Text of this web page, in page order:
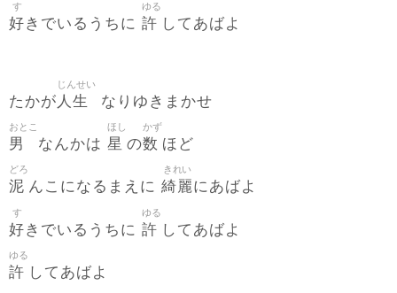
好
す
きでいるうちに 許
ゆる
してあばよ
たかが 人生
じんせい
なりゆきまかせ
男
おとこ
なんかは 星
ほし
の数
かず
ほど
泥
どろ
んこになるまえに 綺麗
きれい
にあばよ
好
す
きでいるうちに 許
ゆる
してあばよ
許
ゆる
してあばよ